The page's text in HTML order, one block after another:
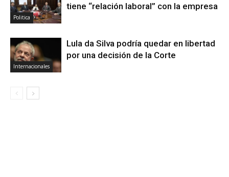
Politica
tiene “relación laboral” con la empresa
Internacionales
Lula da Silva podría quedar en libertad
por una decisión de la Corte